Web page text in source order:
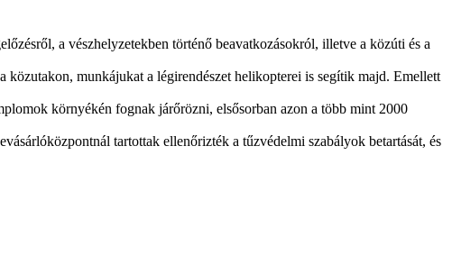
a vészhelyzetekben történő beavatkozásokról, illetve a közúti és a
munkájukat a légirendészet helikopterei is segítik majd. Emellett
környékén fognak járőrözni, elsősorban azon a több mint 2000
tartottak ellenőrizték a tűzvédelmi szabályok betartását, és